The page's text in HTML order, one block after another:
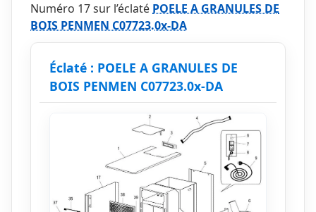
Numéro 17 sur l’éclaté POELE A GRANULES DE
BOIS PENMEN C07723.0x-DA
Éclaté : POELE A GRANULES DE
BOIS PENMEN C07723.0x-DA